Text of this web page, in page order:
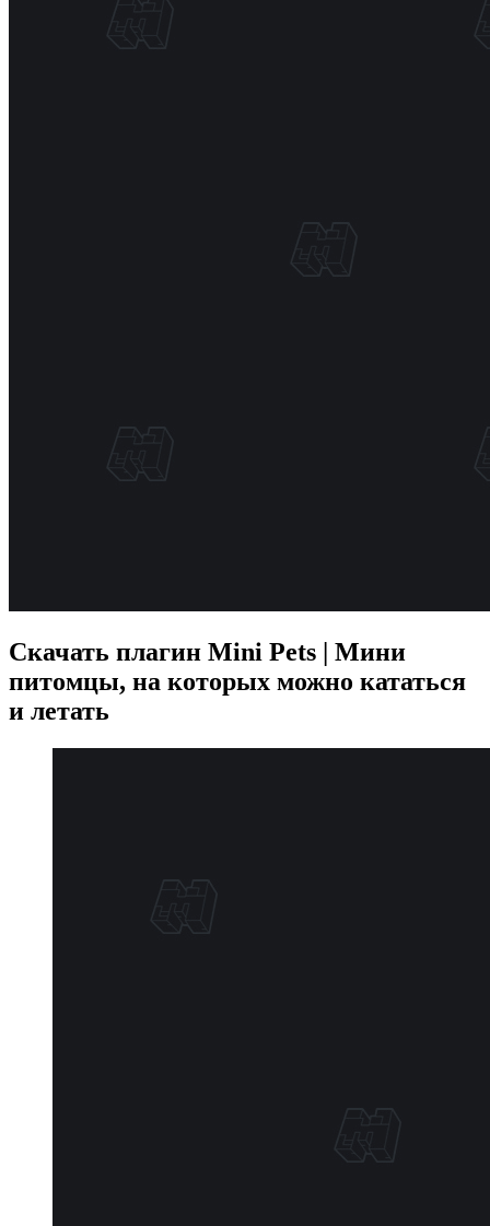
Скачать плагин Mini Pets | Мини
питомцы, на которых можно кататься
и летать